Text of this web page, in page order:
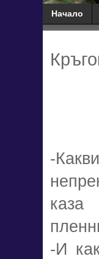
Начало
-
каза
-И